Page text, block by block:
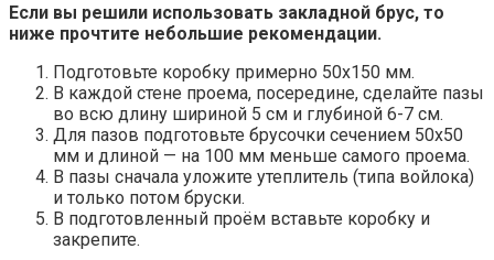
Если вы решили использовать закладной брус, то
ниже прочтите небольшие рекомендации.
Подготовьте коробку примерно 50х150 мм.
В каждой стене проема, посередине, сделайте пазы
во всю длину шириной 5 см и глубиной 6-7 см.
Для пазов подготовьте брусочки сечением 50х50
мм и длиной — на 100 мм меньше самого проема.
В пазы сначала уложите утеплитель (типа войлока)
и только потом бруски.
В подготовленный проём вставьте коробку и
закрепите.